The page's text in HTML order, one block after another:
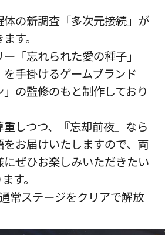
の新調査「多次元接続」が
す。
「忘れられた愛の種子」
手掛けるゲームブランド
」の監修のもと制作しており
しつつ、『忘却前夜』なら
お届けいたしますので、両
ぜひお楽しみいただきたい
す。
常ステージをクリアで解放